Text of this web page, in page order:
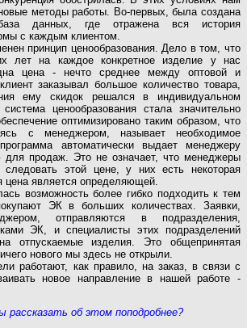
методы работы. Во-первых, была создана
данных, где отражена вся история
с каждым клиентом.
принцип ценообразования. Дело в том, что
лет на каждое конкретное изделие у нас
цена - нечто среднее между оптовой и
заказывал большое количество товара,
ему скидок решался в индивидуальном
ценообразования стала значительно
оптимизировано таким образом, что
с менеджером, называет необходимое
автоматически выдает менеджеру
для продаж. Это не означает, что менеджеры
следовать этой цене, у них есть некоторая
цена является определяющей.
возможность более гибко подходить к тем
ЭК в больших количествах. Заявки,
отправляются в подразделения,
ЭК, и специалисты этих подразделений
отпускаемые изделия. Это общепринятая
нового мы здесь не открыли.
работают, как правило, на заказ, в связи с
новое направление в нашей работе -
рассказать об этом поподробнее?